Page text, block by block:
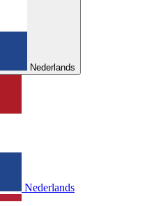
Nederlands
Nederlands